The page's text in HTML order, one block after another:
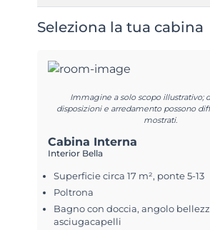
Seleziona la tua cabina
Immagine a solo scopo illustrativo;
disposizioni e arredamento possono
mostrati.
Cabina Interna
Interior Bella
Superficie circa 17 m², ponte 5-13
Poltrona
Bagno con doccia, angolo
asciugacapelli